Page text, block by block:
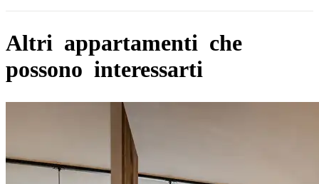
Altri appartamenti che
possono interessarti